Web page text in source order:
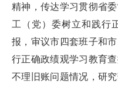
精神，传达学习贯彻省
工（党）委树立和践行
报，审议市四套班子和
行正确政绩观学习教育
不理旧账问题情况，研